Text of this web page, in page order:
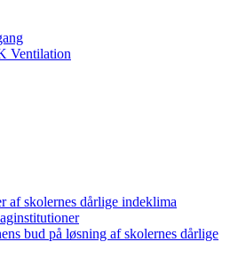
Ventilation
af skolernes dårlige indeklima
bud på løsning af skolernes dårlige